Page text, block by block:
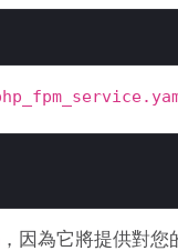
，因為它將提供對您